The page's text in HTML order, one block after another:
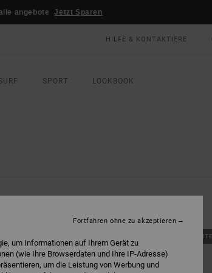
angebote Jetzt Sparen
HILFE & KONTAKTIERE
SPORT LOOKBOOK
um Informationen auf Ihrem Gerät zu
(wie Ihre Browserdaten und Ihre IP-Adresse)
um die Leistung von Werbung und
Fortfahren ohne zu akzeptieren